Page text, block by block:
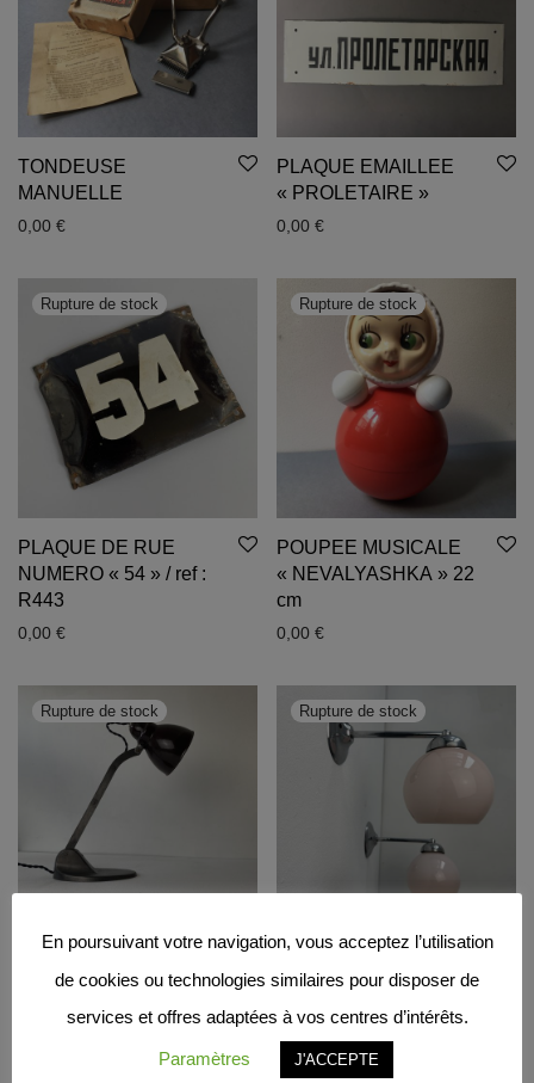
TONDEUSE
MANUELLE
0,00 €
PLAQUE EMAILLEE
« PROLETAIRE »
0,00 €
PLAQUE DE RUE
NUMERO « 54 » / ref :
R443
0,00 €
POUPEE MUSICALE
« NEVALYASHKA » 22
cm
0,00 €
LAMPE DE BUREAU
BAUHAUS / Ref 481
PAIRE D’APPLIQUES
EN OPALINE ROSE /
ref : L1922
0,00€
En poursuivant votre navigation, vous acceptez l’utilisation
de cookies ou technologies similaires pour disposer de
services et offres adaptées à vos centres d’intérêts.
Paramètres J'ACCEPTE